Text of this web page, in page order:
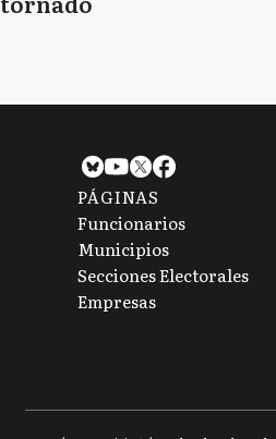
PÁGINAS
Funcionarios
Municipios
Secciones Electorales
Empresas